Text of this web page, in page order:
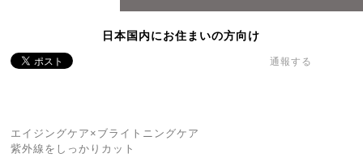
日本国内にお住まいの方向け
通報する
エイジングケア×ブライトニングケア
紫外線をしっかりカット